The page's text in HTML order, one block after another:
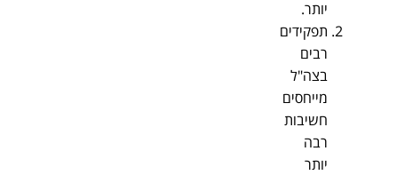
יותר.
תפקידים
רבים
בצה"ל
מייחסים
חשיבות
רבה
יותר